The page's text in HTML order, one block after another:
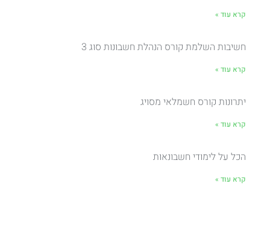
קרא עוד »
חשיבות השלמת קורס הנהלת חשבונות סוג 3
קרא עוד »
יתרונות קורס חשמלאי מסויג
קרא עוד »
הכל על לימודי חשבונאות
קרא עוד »